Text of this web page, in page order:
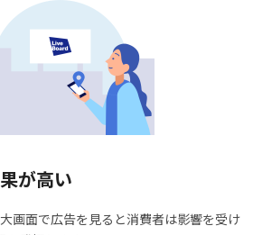
が高い
画面で広告を見ると消費者は影響を受け